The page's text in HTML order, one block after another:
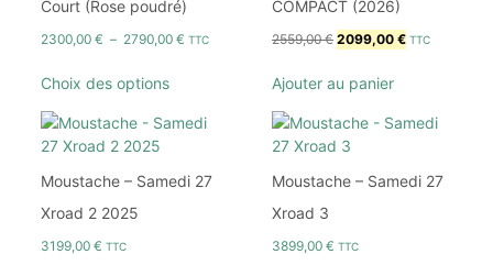
Court (Rose poudré)
2300,00€ – 2790,00€ TTC
Choix des options
COMPACT (2026)
2559,00€ 2099,00€ TTC
Ajouter au panier
Moustache – Samedi 27
Xroad 2 2025
3199,00€ TTC
Moustache – Samedi 27
Xroad 3
3899,00€ TTC